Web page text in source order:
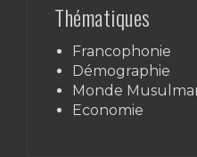
Thématiques
Francophonie
Démographie
Monde
Economie